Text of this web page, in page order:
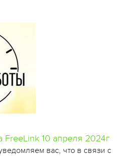
10 апреля 2024г
вас, что в связи с